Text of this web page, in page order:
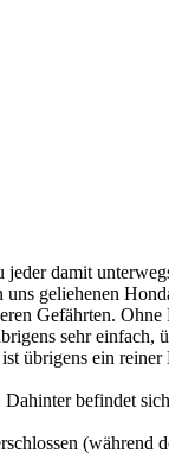
damit
geliehenen
Gefährten.
sehr einfach,
ein
befindet